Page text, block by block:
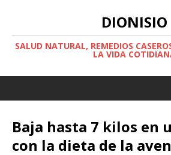
DIONISIO
SALUD NATURAL, REMEDIOS
LA VIDA
Baja hasta 7 kilos en
con la dieta de la